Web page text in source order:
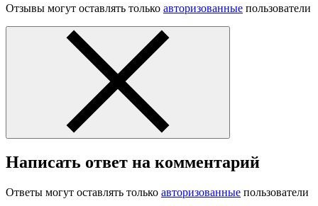
Отзывы могут оставлять только авторизованные пользователи
Написать ответ на комментарий
Ответы могут оставлять только авторизованные пользователи